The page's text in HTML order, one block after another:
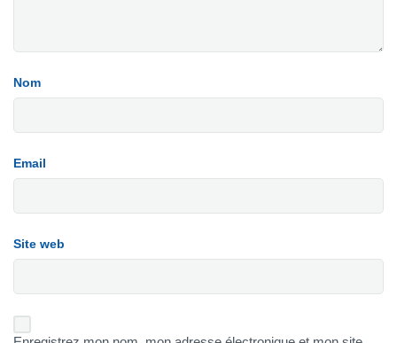
Nom
Email
Site web